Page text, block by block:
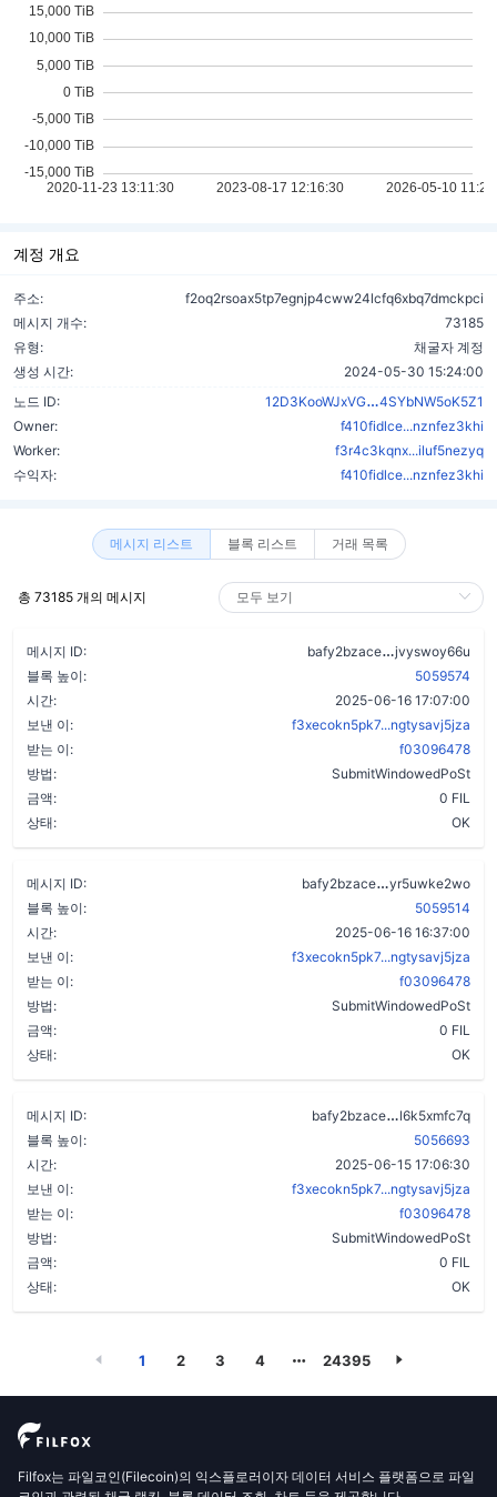
계정 개요
주소:
f2oq2rsoax5tp7egnjp4cww24lcfq6xbq7dmckpci
메시지 개수:
73185
유형:
채굴자 계정
생성 시간:
2024-05-30 15:24:00
노드 ID:
12D3KooWJxVG
4SYbNW5oK5Z1
Owner:
f410fidlce...nznfez3khi
Worker:
f3r4c3kqnx...iluf5nezyq
수익자:
f410fidlce...nznfez3khi
메시지 리스트 블록 리스트 거래 목록
총 73185 개의 메시지
메시지 ID: bafy2bzace
jvyswoy66u
블록 높이:
5059574
시간:
2025-06-16 17:07:00
보낸 이:
f3xecokn5pk7...ngtysavj5jza
받는 이:
f03096478
방법:
SubmitWindowedPoSt
금액:
0 FIL
상태:
OK
메시지 ID: bafy2bzace
yr5uwke2wo
블록 높이:
5059514
시간:
2025-06-16 16:37:00
보낸 이:
f3xecokn5pk7...ngtysavj5jza
받는 이:
f03096478
방법:
SubmitWindowedPoSt
금액:
0 FIL
상태:
OK
메시지 ID: bafy2bzace
l6k5xmfc7q
블록 높이:
5056693
시간:
2025-06-15 17:06:30
보낸 이:
f3xecokn5pk7...ngtysavj5jza
받는 이:
f03096478
방법:
SubmitWindowedPoSt
금액:
0 FIL
상태:
OK
1 2 3 4 24395
Filfox는 파일코인(Filecoin)의 익스플로러이자 데이터 서비스 플랫폼으로 파일